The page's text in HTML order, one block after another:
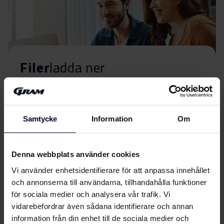
Samtycke Information Om
Denna webbplats använder cookies
Vi använder enhetsidentifierare för att anpassa innehållet
och annonserna till användarna, tillhandahålla funktioner
för sociala medier och analysera vår trafik. Vi
vidarebefordrar även sådana identifierare och annan
information från din enhet till de sociala medier och
Filerladda ner
Energimärkning
Energimärkning Ladda ner
EU-produktbeskrivning
(DK,EN,FI,SV,NO)
Ladda ner
Användarhandbok
Visa mer